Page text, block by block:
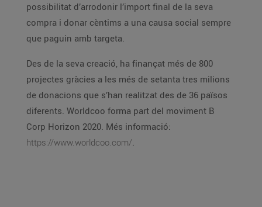
possibilitat d’arrodonir l’import final de la seva
compra i donar cèntims a una causa social sempre
que paguin amb targeta.
Des de la seva creació, ha finançat més de 800
projectes gràcies a les més de setanta tres milions
de donacions que s’han realitzat des de 36 països
diferents. Worldcoo forma part del moviment B
Corp Horizon 2020. Més informació:
https://www.worldcoo.com/.